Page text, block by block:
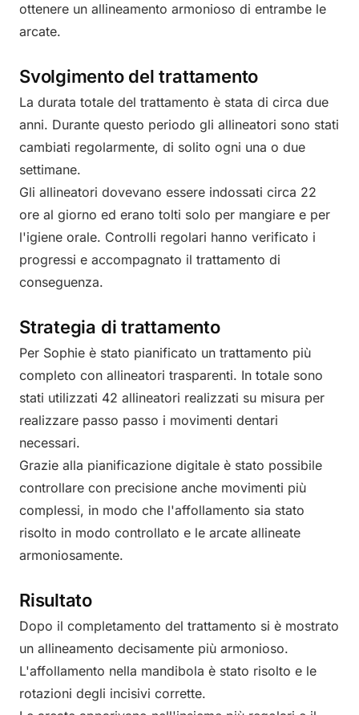
ottenere un allineamento armonioso di entrambe le
arcate.
Svolgimento del trattamento
La durata totale del trattamento è stata di circa due
anni. Durante questo periodo gli allineatori sono stati
cambiati regolarmente, di solito ogni una o due
settimane.
Gli allineatori dovevano essere indossati circa 22
ore al giorno ed erano tolti solo per mangiare e per
l'igiene orale. Controlli regolari hanno verificato i
progressi e accompagnato il trattamento di
conseguenza.
Strategia di trattamento
Per Sophie è stato pianificato un trattamento più
completo con allineatori trasparenti. In totale sono
stati utilizzati 42 allineatori realizzati su misura per
realizzare passo passo i movimenti dentari
necessari.
Grazie alla pianificazione digitale è stato possibile
controllare con precisione anche movimenti più
complessi, in modo che l'affollamento sia stato
risolto in modo controllato e le arcate allineate
armoniosamente.
Risultato
Dopo il completamento del trattamento si è mostrato
un allineamento decisamente più armonioso.
L'affollamento nella mandibola è stato risolto e le
rotazioni degli incisivi corrette.